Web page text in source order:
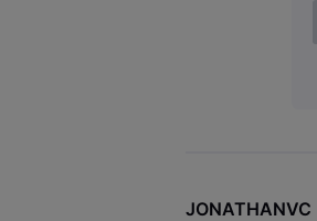
JONATHANVC